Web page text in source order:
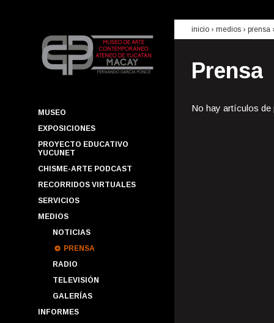
MUSEO
EXPOSICIONES
PROYECTO EDUCATIVO
YUCUNET
CHISME-ARTE PODCAST
RECORRIDOS VIRTUALES
SERVICIOS
MEDIOS
NOTICIAS
PRENSA
RADIO
TELEVISIÓN
GALERÍAS
INFORMES
inicio › medios › prensa
Prensa
No hay artículos de